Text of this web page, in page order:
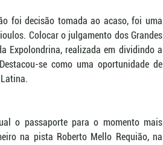
foi decisão tomada ao acaso, foi uma
Colocar o julgamento dos Grandes
Expolondrina, realizada em dividindo a
se como uma oportunidade de
o passaporte para o momento mais
na pista Roberto Mello Requião, na